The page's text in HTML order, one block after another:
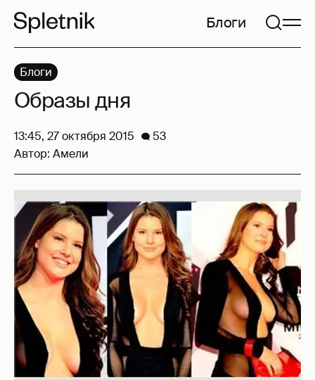
Блоги
Блоги
Образы дня
13:45, 27 октября 2015
53
Автор: Амели